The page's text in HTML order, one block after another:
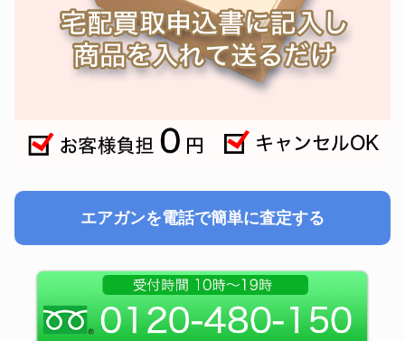
エアガンを電話で簡単に査定する